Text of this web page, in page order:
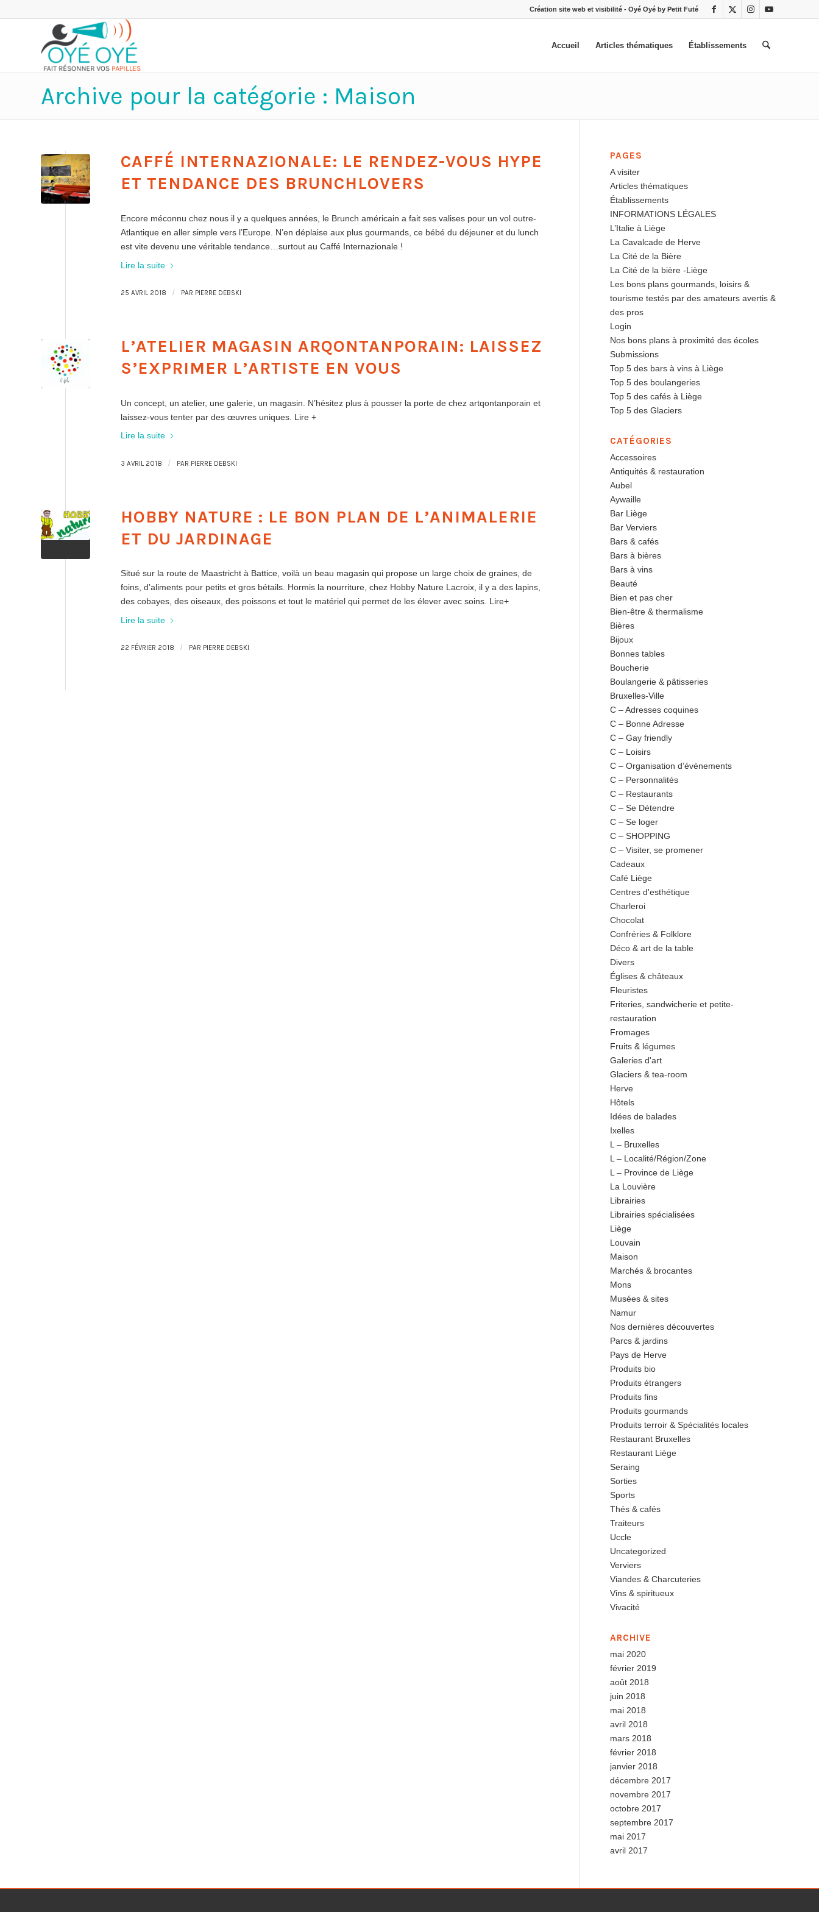
Création site web et visibilité - Oyé Oyé by Petit Futé
Accueil Articles thématiques Établissements
Archive pour la catégorie : Maison
CAFFÉ INTERNAZIONALE: LE RENDEZ-VOUS HYPE
ET TENDANCE DES BRUNCHLOVERS
Encore méconnu chez nous il y a quelques années, le Brunch américain a fait ses valises pour un vol outre-
Atlantique en aller simple vers l’Europe. N’en déplaise aux plus gourmands, ce bébé du déjeuner et du lunch
est vite devenu une véritable tendance…surtout au Caffé Internazionale !
Lire la suite
25 AVRIL 2018 / PAR PIERRE DEBSKI
L’ATELIER MAGASIN ARQONTANPORAIN: LAISSEZ
S’EXPRIMER L’ARTISTE EN VOUS
Un concept, un atelier, une galerie, un magasin. N’hésitez plus à pousser la porte de chez artqontanporain et
laissez-vous tenter par des œuvres uniques. Lire +
Lire la suite
3 AVRIL 2018 / PAR PIERRE DEBSKI
HOBBY NATURE : LE BON PLAN DE L’ANIMALERIE
ET DU JARDINAGE
Situé sur la route de Maastricht à Battice, voilà un beau magasin qui propose un large choix de graines, de
foins, d’aliments pour petits et gros bétails. Hormis la nourriture, chez Hobby Nature Lacroix, il y a des lapins,
des cobayes, des oiseaux, des poissons et tout le matériel qui permet de les élever avec soins. Lire+
Lire la suite
22 FÉVRIER 2018 / PAR PIERRE DEBSKI
PAGES
A visiter
Articles thématiques
Établissements
INFORMATIONS LÉGALES
L’Italie à Liège
La Cavalcade de Herve
La Cité de la Bière
La Cité de la bière -Liège
Les bons plans gourmands, loisirs &
tourisme testés par des amateurs avertis &
des pros
Login
Nos bons plans à proximité des écoles
Submissions
Top 5 des bars à vins à Liège
Top 5 des boulangeries
Top 5 des cafés à Liège
Top 5 des Glaciers
CATÉGORIES
Accessoires
Antiquités & restauration
Aubel
Aywaille
Bar Liège
Bar Verviers
Bars & cafés
Bars à bières
Bars à vins
Beauté
Bien et pas cher
Bien-être & thermalisme
Bières
Bijoux
Bonnes tables
Boucherie
Boulangerie & pâtisseries
Bruxelles-Ville
C – Adresses coquines
C – Bonne Adresse
C – Gay friendly
C – Loisirs
C – Organisation d’évènements
C – Personnalités
C – Restaurants
C – Se Détendre
C – Se loger
C – SHOPPING
C – Visiter, se promener
Cadeaux
Café Liège
Centres d'esthétique
Charleroi
Chocolat
Confréries & Folklore
Déco & art de la table
Divers
Églises & châteaux
Fleuristes
Friteries, sandwicherie et petite-
restauration
Fromages
Fruits & légumes
Galeries d'art
Glaciers & tea-room
Herve
Hôtels
Idées de balades
Ixelles
L – Bruxelles
L – Localité/Région/Zone
L – Province de Liège
La Louvière
Librairies
Librairies spécialisées
Liège
Louvain
Maison
Marchés & brocantes
Mons
Musées & sites
Namur
Nos dernières découvertes
Parcs & jardins
Pays de Herve
Produits bio
Produits étrangers
Produits fins
Produits gourmands
Produits terroir & Spécialités locales
Restaurant Bruxelles
Restaurant Liège
Seraing
Sorties
Sports
Thés & cafés
Traiteurs
Uccle
Uncategorized
Verviers
Viandes & Charcuteries
Vins & spiritueux
Vivacité
ARCHIVE
mai 2020
février 2019
août 2018
juin 2018
mai 2018
avril 2018
mars 2018
février 2018
janvier 2018
décembre 2017
novembre 2017
octobre 2017
septembre 2017
mai 2017
avril 2017